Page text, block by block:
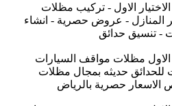
الاول - تركيب مظلات
المنازل - عروض حصرية - انشاء
- تنسيق حدائق
الاول مظلات مواقف السيارات
للحدائق حديثه بمجال مظلات
حصرية بالرياض